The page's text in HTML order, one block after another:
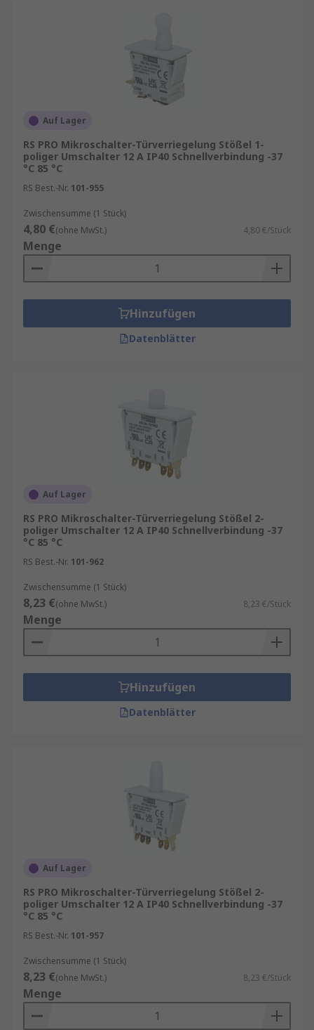
Auf Lager
RS PRO Mikroschalter-Türverriegelung Stößel 1-
poliger Umschalter 12 A IP40 Schnellverbindung -37
°C 85 °C
RS Best.-Nr. 101-955
Zwischensumme (1 Stück)
4,80 €(ohne MwSt.) 4,80 €/Stück
Menge
Hinzufügen
Datenblätter
Auf Lager
RS PRO Mikroschalter-Türverriegelung Stößel 2-
poliger Umschalter 12 A IP40 Schnellverbindung -37
°C 85 °C
RS Best.-Nr. 101-962
Zwischensumme (1 Stück)
8,23 €(ohne MwSt.) 8,23 €/Stück
Menge
Hinzufügen
Datenblätter
Auf Lager
RS PRO Mikroschalter-Türverriegelung Stößel 2-
poliger Umschalter 12 A IP40 Schnellverbindung -37
°C 85 °C
RS Best.-Nr. 101-957
Zwischensumme (1 Stück)
8,23 €(ohne MwSt.) 8,23 €/Stück
Menge